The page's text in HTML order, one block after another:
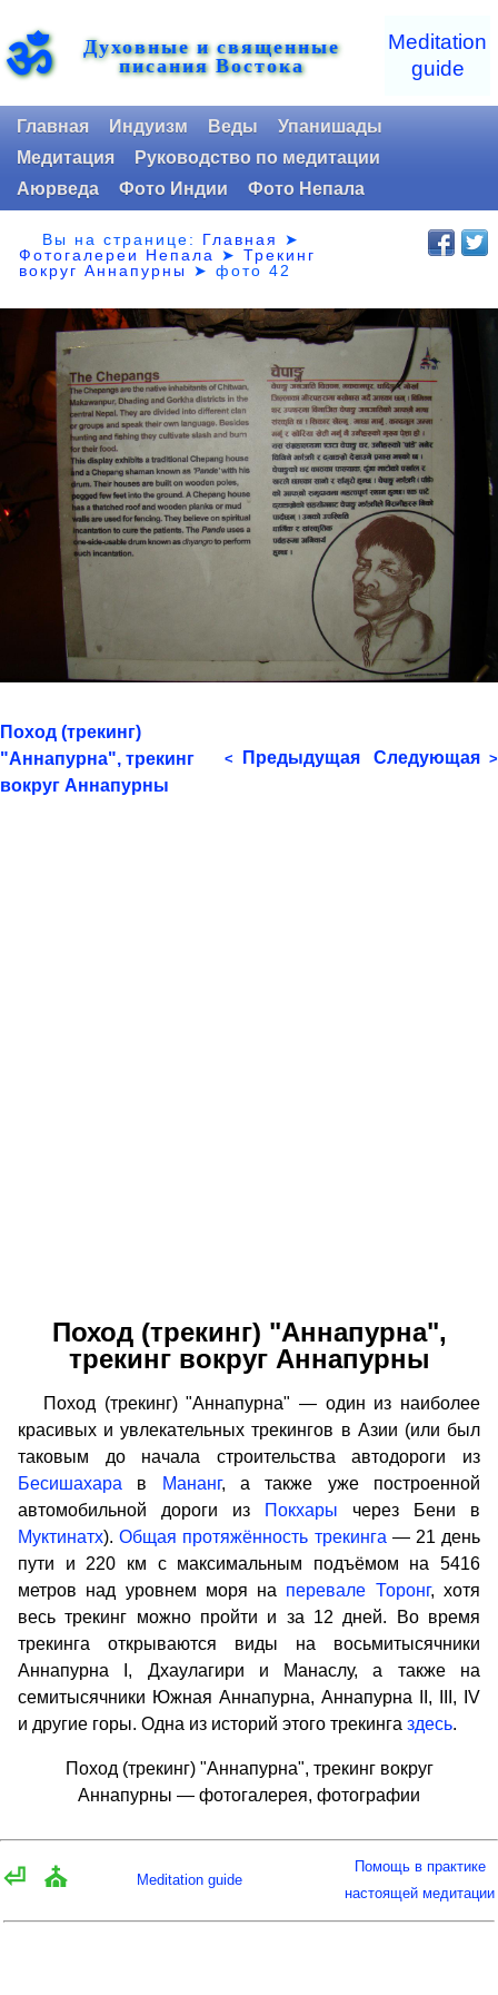
ॐ Духовные и священные
писания Востока
Meditation
guide
Главная Индуизм Веды
Упанишады
Медитация
Руководство по медитации
Аюрведа
Фото Индии Фото Непала
Вы на странице: Главная
➤
Фотогалереи Непала
➤Трекинг
вокруг Аннапурны ➤фото 42
Поход (трекинг)
"Аннапурна", трекинг
вокруг Аннапурны
< Предыдущая Следующая >
Поход (трекинг) "Аннапурна",
трекинг вокруг Аннапурны
Поход (трекинг) "Аннапурна" — один из наиболее
красивых и увлекательных трекингов в Азии (или был
таковым до начала строительства автодороги из
Бесишахара в Мананг, а также уже построенной
автомобильной дороги из
Покхары через Бени в
Муктинатх).Общая протяжённость трекинга — 21 день
пути и 220 км с максимальным подъёмом на 5416
метров над уровнем моря на перевале Торонг, хотя
весь трекинг можно пройти и за 12 дней. Во время
трекинга открываются виды на восьмитысячники
Аннапурна I, Дхаулагири и Манаслу, а также на
семитысячники Южная Аннапурна, Аннапурна II, III, IV
и другие горы. Одна из историй этого трекинга здесь.
Поход (трекинг) "Аннапурна", трекинг вокруг
Аннапурны — фотогалерея, фотографии
⏎ ⛪ Meditation guide
Помощь в практике
настоящей медитации